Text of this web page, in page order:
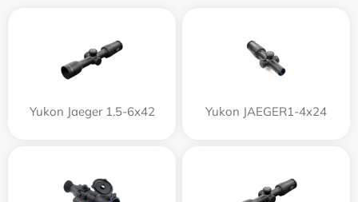
Yukon Jaeger 1.5-6x42 Yukon JAEGER1-4x24